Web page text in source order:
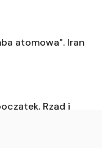
atomowa". Iran
Rząd i